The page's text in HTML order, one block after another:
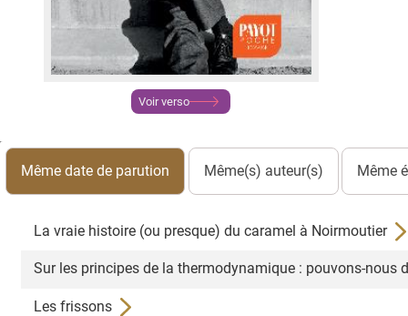
Voir verso
Même date de parution Même(s) auteur(s) Même
La vraie histoire (ou presque) du caramel à Noirmoutier
Sur les principes de la thermodynamique : pouvons-
Les frissons